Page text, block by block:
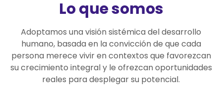
Lo que somos
Adoptamos una visión sistémica del desarrollo
humano, basada en la convicción de que cada
persona merece vivir en contextos que favorezcan
su crecimiento integral y le ofrezcan oportunidades
reales para desplegar su potencial.